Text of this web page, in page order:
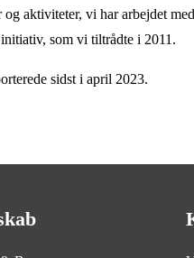
aktiviteter, vi har arbejdet
som vi tiltrådte i 2011.
sidst i april 2023.